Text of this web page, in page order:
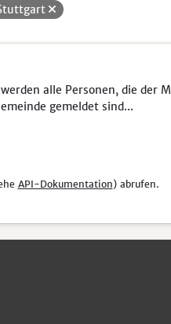
alle Personen, die
gemeldet sind...
API-Dokumentation) abrufen.